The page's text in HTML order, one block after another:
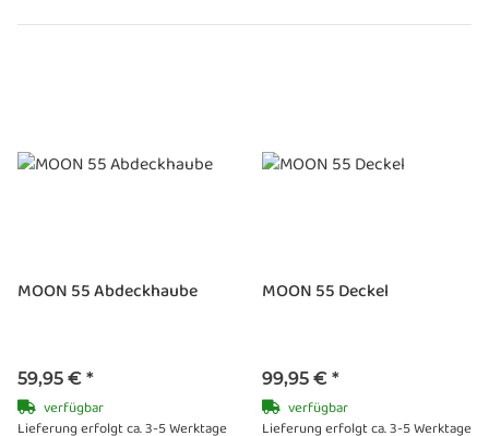
MOON 55 Abdeckhaube
59,95 € *
verfügbar
Lieferung erfolgt ca. 3-5 Werktage
MOON 55 Deckel
99,95 € *
verfügbar
Lieferung erfolgt ca. 3-5 Werktage